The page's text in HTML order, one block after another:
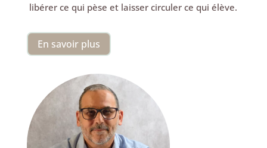
libérer ce qui pèse et laisser circuler ce qui élève.
En savoir plus